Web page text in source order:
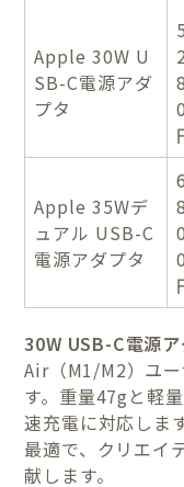
Apple 30W U
SB-C電源アダ
プタ
2
8
0
Apple 35Wデ
ュアル USB-C
電源アダプタ
8
0
0
30W USB-C電源
Air（M1/M2）ユ
す。重量47gと軽
速充電に対応しま
最適で、クリエイ
献します。